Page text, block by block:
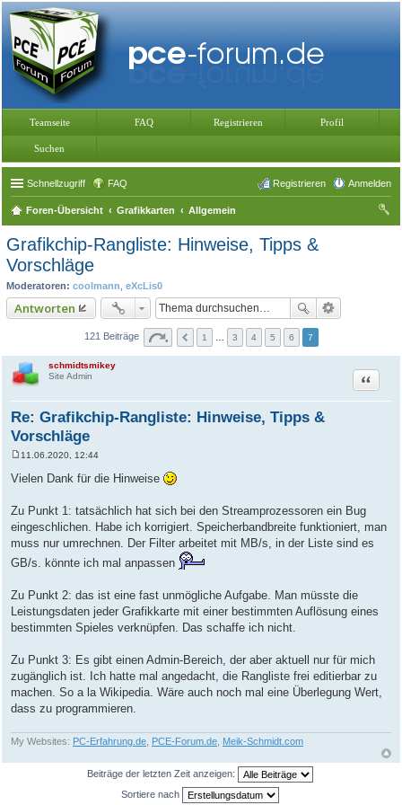
Teamseite FAQ Registrieren Profil
Suchen
Schnellzugriff FAQ Anmelden
Registrieren
Foren-Übersicht Grafikkarten
Allgemein
Grafikchip-Rangliste: Hinweise, Tipps &
Vorschläge
Moderatoren: coolmann eXcLis0
Antworten
121 Beiträge 1 3 4 5 6 7
schmidtsmikey
Site Admin
Re: Grafikchip-Rangliste: Hinweise, Tipps &
Vorschläge
Zitat
a
g
11.06.2020, 12:44
Vielen Dank für die Hinweise
Zu Punkt 1: tatsächlich hat sich bei den Streamprozessoren ein Bug
eingeschlichen. Habe ich korrigiert. Speicherbandbreite funktioniert, man
muss nur umrechnen. Der Filter arbeitet mit MB/s, in der Liste sind es
GB/s. könnte ich mal anpassen
Zu Punkt 2: das ist eine fast unmögliche Aufgabe. Man müsste die
Leistungsdaten jeder Grafikkarte mit einer bestimmten Auflösung eines
bestimmten Spieles verknüpfen. Das schaffe ich nicht.
Zu Punkt 3: Es gibt einen Admin-Bereich, der aber aktuell nur für mich
zugänglich ist. Ich hatte mal angedacht, die Rangliste frei editierbar zu
machen. So a la Wikipedia. Wäre auch noch mal eine Überlegung Wert,
dass zu programmieren.
My Websites: PC-Erfahrung.de PCE-Forum.de Meik-Schmidt.com
Beiträge der letzten Zeit anzeigen:
Sortiere nach